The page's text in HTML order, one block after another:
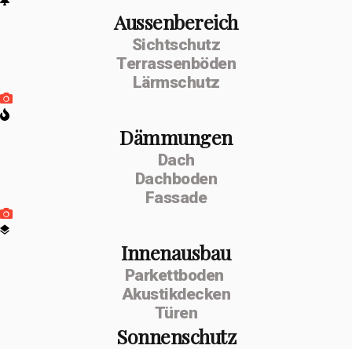
Aussenbereich
Sichtschutz
Terrassenböden
Lärmschutz
Dämmungen
Dach
Dachboden
Fassade
Innenausbau
Parkettboden
Akustikdecken
Türen
Sonnenschutz